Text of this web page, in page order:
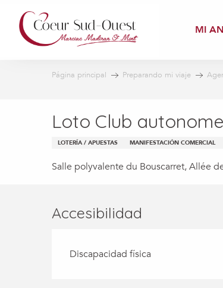
contenu
principal
MI
Página principal Preparando mi viaje
Loto Club
LOTERÍA / APUESTAS MANIFESTACIÓN COMERCIAL
Salle polyvalente du Bouscarret, Allée
Accesibilidad
Discapacidad física